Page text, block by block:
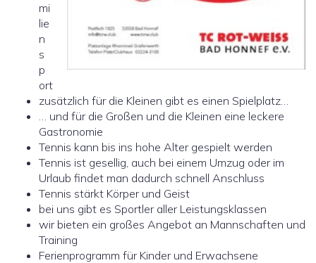
mi
lie
n
s
p
ort
zusätzlich für die Kleinen gibt es einen Spielplatz…
… und für die Großen und die Kleinen eine leckere
Gastronomie
Tennis kann bis ins hohe Alter gespielt werden
Tennis ist gesellig, auch bei einem Umzug oder im
Urlaub findet man dadurch schnell Anschluss
Tennis stärkt Körper und Geist
bei uns gibt es Sportler aller Leistungsklassen
wir bieten ein großes Angebot an Mannschaften und
Training
Ferienprogramm für Kinder und Erwachsene